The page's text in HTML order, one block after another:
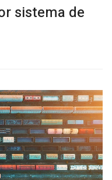
sistema de